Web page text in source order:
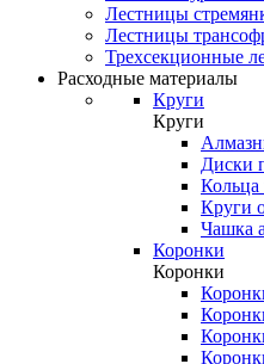
Лестницы
Лестницы
Трехсекционные
Расходные материалы
Круги
Круги
Диски
Кольца
Круги
Чашка
Коронки
Коронки